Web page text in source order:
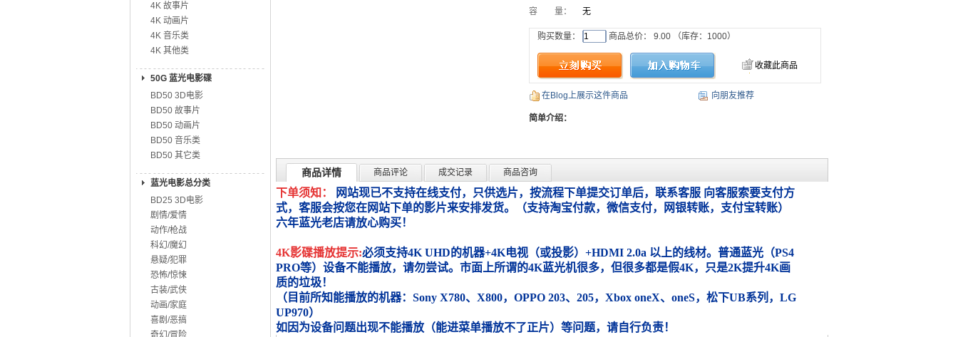
4K 故事片
4K 动画片
4K 音乐类
4K 其他类
50G 蓝光电影碟
BD50 3D电影
BD50 故事片
BD50 动画片
BD50 音乐类
BD50 其它类
蓝光电影总分类
BD25 3D电影
剧情/爱情
动作/枪战
科幻/魔幻
悬疑/犯罪
恐怖/惊悚
古装/武侠
动画/家庭
喜剧/恶搞
奇幻/冒险
容 量：
无
购买数量： 商品总价： 9.00 （库存： 1000）
收藏此商品
在Blog上展示这件商品 向朋友推荐
简单介绍：
商品详情 商品评论 成交记录 商品咨询
下单须知：
网站现已不支持在线支付，只供选片，按流程下单提交订单后，联系客服 向客服索要支付方
式，客服会按您在网站下单的影片来安排发货。（支持淘宝付款，微信支付，网银转账，支付宝转账）
六年蓝光老店请放心购买！
4K影碟播放提示:必须支持4K UHD的机器+4K电视（或投影）+HDMI 2.0a 以上的线材。普通蓝光（PS4
PRO等）设备不能播放，请勿尝试。市面上所谓的4K蓝光机很多，但很多都是假4K，只是2K提升4K画
质的垃圾！
（目前所知能播放的机器：Sony X780、X800，OPPO 203、205，Xbox oneX、oneS，松下UB系列，LG
UP970）
如因为设备问题出现不能播放（能进菜单播放不了正片）等问题，请自行负责！